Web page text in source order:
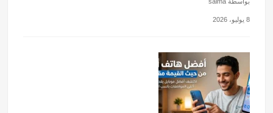
8 يوليو، 2026